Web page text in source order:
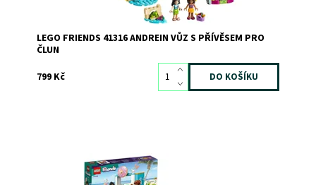
LEGO FRIENDS 41316 ANDREIN VŮZ S PŘÍVĚSEM PRO
ČLUN
799 Kč
Navštivte Liann, která má letní brigádu v obchodě s